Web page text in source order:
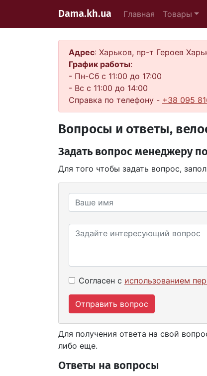
Dama.kh.ua Главная Товары
Адрес: Харьков, пр-т Героев
График работы:
- Пн-Сб с 11:00 до 17:00
- Вс с 11:00 до 14:00
Справка по телефону - +38 095
Вопросы и ответы,
Задать вопрос менеджеру
Для того чтобы задать вопрос,
Согласен с использованием
Отправить вопрос
Для получения ответа на свой
либо еще.
Ответы на вопросы